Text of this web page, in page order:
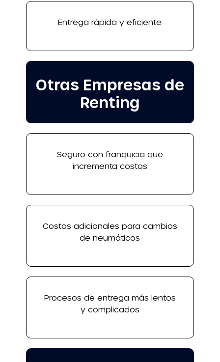
Otras Empresas de
Renting
Seguro con franquicia que
incrementa costos
Costos adicionales para cambios
de neumáticos
Entrega rápida y eficiente
Procesos de entrega más lentos
y complicados